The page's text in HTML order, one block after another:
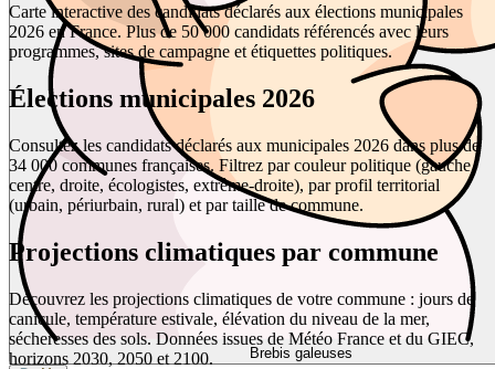
Brebis galeuses
Carte interactive des candidats déclarés aux élections municipales
2026 en France. Plus de 50 000 candidats référencés avec leurs
programmes, sites de campagne et étiquettes politiques.
Élections municipales 2026
Consultez les candidats déclarés aux municipales 2026 dans plus de
34 000 communes françaises. Filtrez par couleur politique (gauche,
centre, droite, écologistes, extrême-droite), par profil territorial
(urbain, périurbain, rural) et par taille de commune.
Projections climatiques par commune
Découvrez les projections climatiques de votre commune : jours de
canicule, température estivale, élévation du niveau de la mer,
sécheresses des sols. Données issues de Météo France et du GIEC,
horizons 2030, 2050 et 2100.